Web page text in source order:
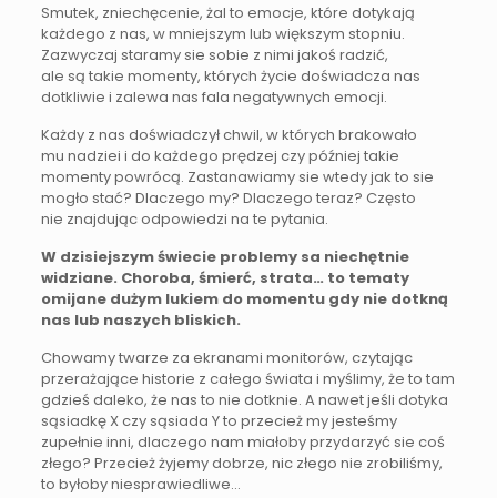
Smutek, zniechęcenie, żal to emocje, które dotykają
każdego z nas, w mniejszym lub większym stopniu.
Zazwyczaj staramy sie sobie z nimi jakoś radzić,
ale są takie momenty, których życie doświadcza nas
dotkliwie i zalewa nas fala negatywnych emocji.
Każdy z nas doświadczył chwil, w których brakowało
mu nadziei i do każdego prędzej czy później takie
momenty powrócą. Zastanawiamy sie wtedy jak to sie
mogło stać? Dlaczego my? Dlaczego teraz? Często
nie znajdując odpowiedzi na te pytania.
W dzisiejszym świecie problemy sa niechętnie
widziane. Choroba, śmierć, strata… to tematy
omijane dużym lukiem do momentu gdy nie dotkną
nas lub naszych bliskich.
Chowamy twarze za ekranami monitorów, czytając
przerażające historie z całego świata i myślimy, że to tam
gdzieś daleko, że nas to nie dotknie. A nawet jeśli dotyka
sąsiadkę X czy sąsiada Y to przecież my jesteśmy
zupełnie inni, dlaczego nam miałoby przydarzyć sie coś
złego? Przecież żyjemy dobrze, nic złego nie zrobiliśmy,
to byłoby niesprawiedliwe…